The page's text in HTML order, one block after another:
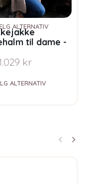
ALTERNATIV
til dame -
kr
ALTERNATIV